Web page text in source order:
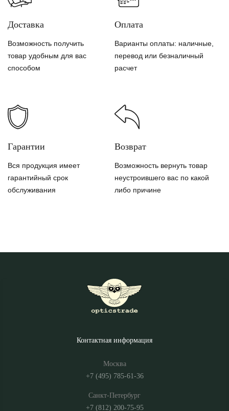
Доставка
Возможность получить
товар удобным для вас
способом
Оплата
Варианты оплаты: наличные,
перевод или безналичный
расчет
Гарантии
Вся продукция имеет
гарантийный срок
обслуживания
Возврат
Возможность вернуть товар
неустроившего вас по какой
либо причине
Контактная информация
Москва
+7 (495) 785-61-36
Санкт-Петербург
+7 (812) 200-75-95